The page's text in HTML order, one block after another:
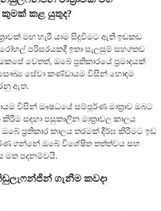
කළ යුතුද?
මඟ හැරී යාම සිදුවීමට ඇති ඉඩකඩ
පරිසරයකදී ඉතා සැලසුම් සහගතව
වෙතත්, ඔබේ ප්‍රතිකාරයේ ප්‍රමාදයක්
සේවා කණ්ඩායම විසින් හොඳම
ඇත.
විසින් ඖෂධයේ සම්පූර්ණ මාත්‍රාව ඔබට
සඳහා පසුකාලීන මාත්‍රාවල කාලය
ප්‍රතිකාර කාලය තරමක් දීර්ඝ කිරීමට ඉඩ
ගන්නේ ඔබේ විශේෂිත තත්ත්වය සහ
මත පදනම්වයි.
ගැනීම කවදා